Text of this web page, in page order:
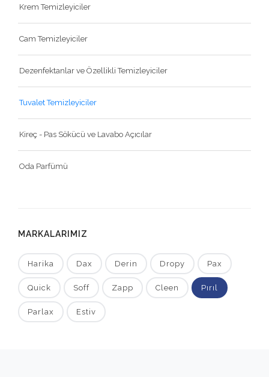
Krem Temizleyiciler
Cam Temizleyiciler
Dezenfektanlar ve Özellikli Temizleyiciler
Tuvalet Temizleyiciler
Kireç - Pas Sökücü ve Lavabo Açıcılar
Oda Parfümü
MARKALARIMIZ
Harika Dax Derin Dropy Pax
Quick Soff Zapp Cleen Pırıl
Parlax Estiv